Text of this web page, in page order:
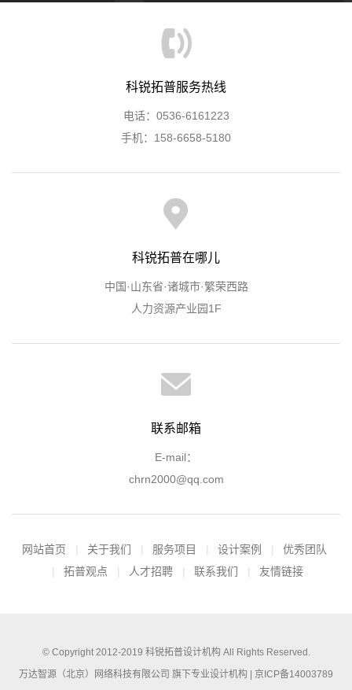
科锐拓普服务热线
电话：0536-6161223
手机：158-6658-5180
科锐拓普在哪儿
中国·山东省·诸城市·繁荣西路
人力资源产业园1F
联系邮箱
E-mail：
chrn2000@qq.com
网站首页 关于我们 服务项目 设计案例
优秀团队
拓普观点
人才招聘 联系我们 友情链接
© Copyright 2012-2019 科锐拓普设计机构All Rights Reserved.
万达智源（北京）网络科技有限公司 旗下专业设计机构 | 京ICP备14003789